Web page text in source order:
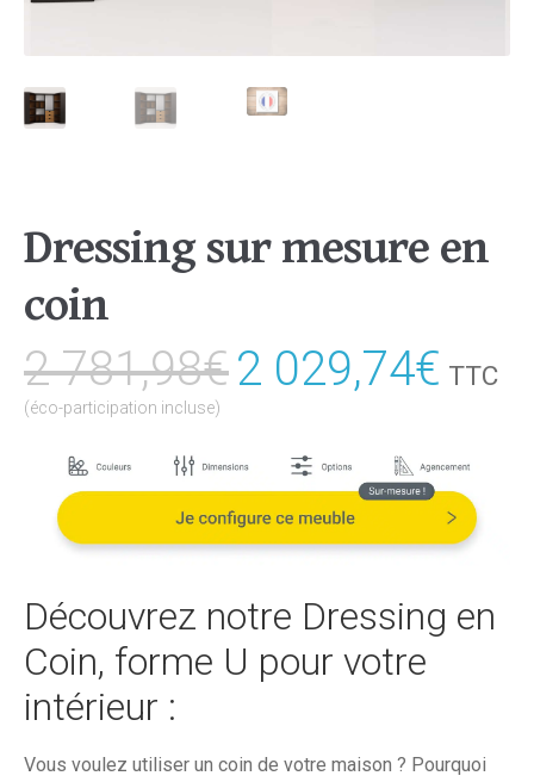
Dressing sur mesure en
coin
2 781,98€Le
initial
était :
2
781,98€.
2 029,74€Le
est :
2
TTC
(éco-participation incluse)
Découvrez notre Dressing en
Coin, forme U pour votre
intérieur :
Vous voulez utiliser un coin de votre maison ? Pourquoi